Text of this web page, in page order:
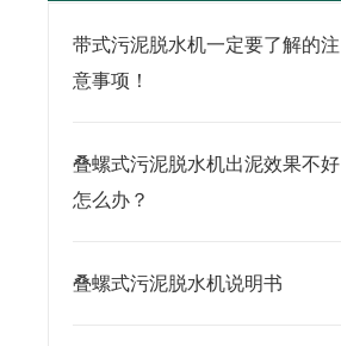
带式污泥脱水机一定要了解的注
意事项！
叠螺式污泥脱水机出泥效果不好
怎么办？
叠螺式污泥脱水机说明书